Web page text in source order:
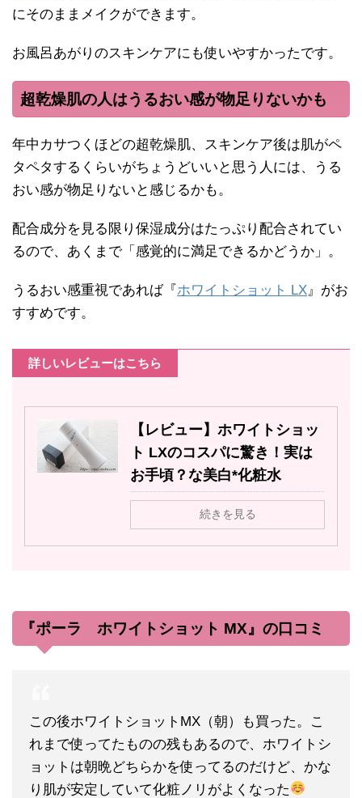
にそのままメイクができます。
お風呂あがりのスキンケアにも使いやすかったです。
超乾燥肌の人はうるおい感が物足りないかも
年中カサつくほどの超乾燥肌、スキンケア後は肌がペ
タペタするくらいがちょうどいいと思う人には、うる
おい感が物足りないと感じるかも。
配合成分を見る限り保湿成分はたっぷり配合されてい
るので、あくまで「感覚的に満足できるかどうか」。
うるおい感重視であれば『ホワイトショット LX 』がお
すすめです。
詳しいレビューはこちら
【レビュー】ホワイトショッ
ト LXのコスパに驚き！実は
お手頃？な美白*化粧水
続きを見る
『ポーラ ホワイトショット MX』の口コミ
この後ホワイトショットMX（朝）も買った。こ
れまで使ってたものの残もあるので、ホワイトシ
ョットは朝晩どちらかを使ってるのだけど、かな
り肌が安定していて化粧ノリがよくなった